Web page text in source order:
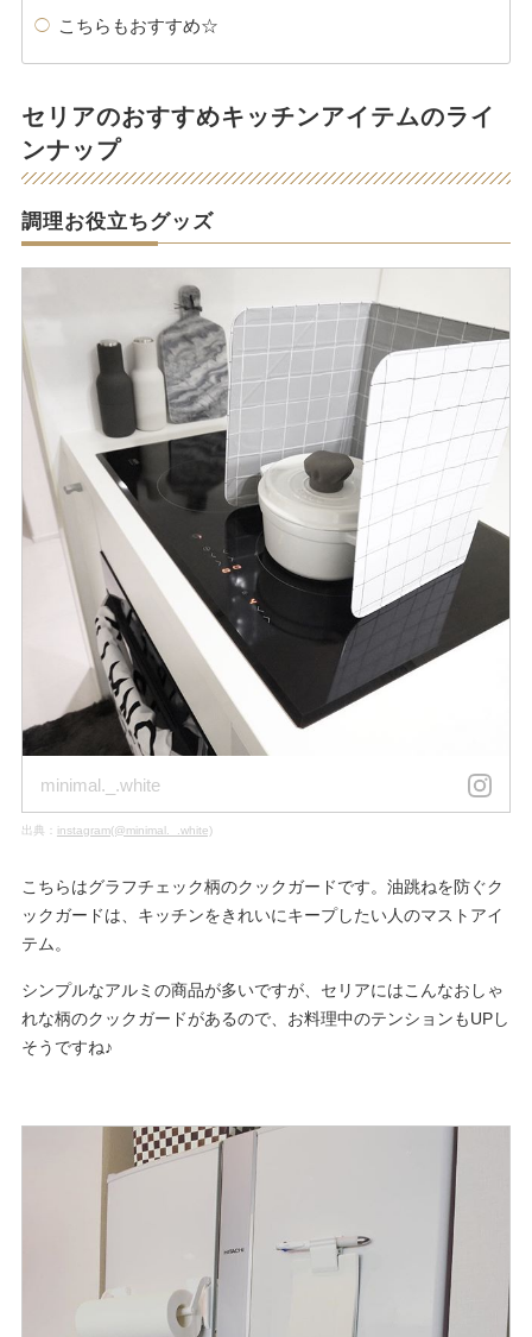
こちらもおすすめ☆
セリアのおすすめキッチンアイテムのライ
ンナップ
調理お役立ちグッズ
minimal._.white
出典： instagram(@minimal._.white)
こちらはグラフチェック柄のクックガードです。油跳ねを防ぐク
ックガードは、キッチンをきれいにキープしたい人のマストアイ
テム。
シンプルなアルミの商品が多いですが、セリアにはこんなおしゃ
れな柄のクックガードがあるので、お料理中のテンションもUPし
そうですね♪